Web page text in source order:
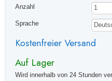
Anzahl
Sprache
Kostenfreier Versand
Auf Lager
Wird innerhalb von 24 Stunden